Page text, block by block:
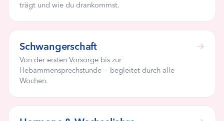
trägt und wie du drankommst.
Schwangerschaft
Von der ersten Vorsorge bis zur
Hebammensprechstunde — begleitet durch alle
Wochen.